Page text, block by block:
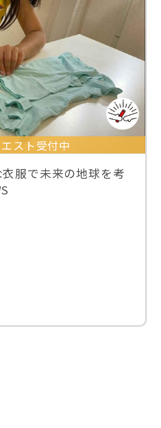
スト受付中
衣服で未来の地球を考